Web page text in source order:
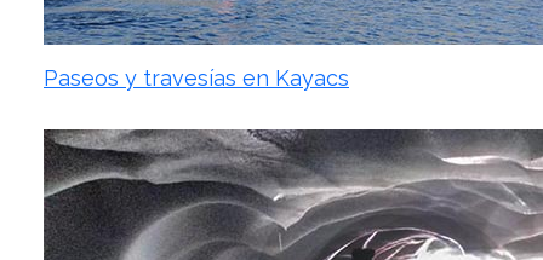
Paseos y travesías en Kayacs